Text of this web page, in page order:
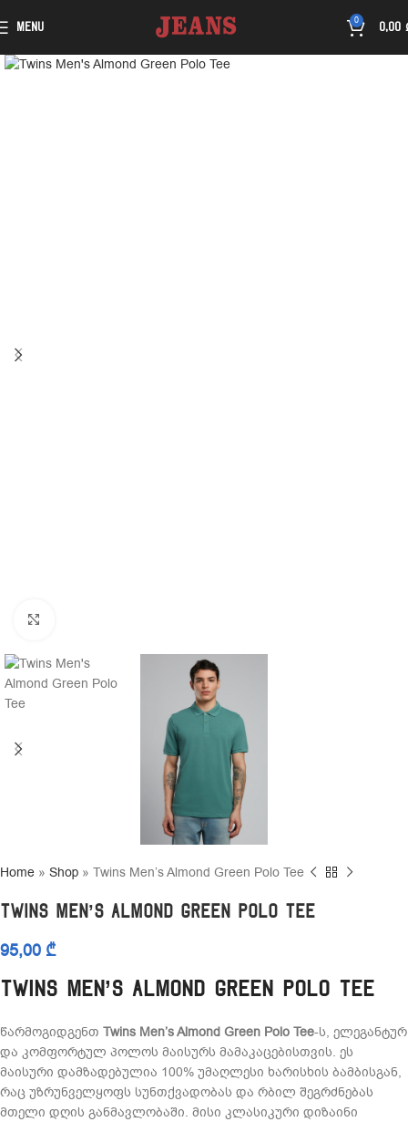
MENU
0
0,00
Home » Shop » Twins Men’s Almond Green Polo Tee
Twins Men’s Almond Green Polo Tee
95,00 ₾
Twins Men’s Almond Green Polo Tee
წარმოგიდგენთ Twins Men’s Almond Green Polo Tee-ს, ელეგანტურ
და კომფორტულ პოლოს მაისურს მამაკაცებისთვის. ეს
მაისური დამზადებულია 100% უმაღლესი ხარისხის ბამბისგან,
რაც უზრუნველყოფს სუნთქვადობას და რბილ შეგრძნებას
მთელი დღის განმავლობაში. მისი კლასიკური დიზაინი